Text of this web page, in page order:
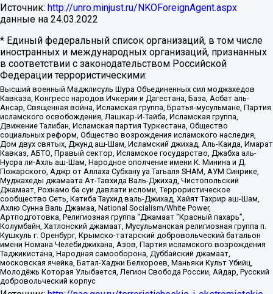
Источник: http://unro.minjust.ru/NKOForeignAgent.aspx
данные на 24.03.2022
* Единый федеральный список организаций, в том числе
иностранных и международных организаций, признанных
в соответствии с законодательством Российской
Федерации террористическими:
Высший военный Маджлисуль Шура Объединенных сил моджахедов
Кавказа, Конгресс народов Ичкерии и Дагестана, База, Асбат аль-
Ансар, Священная война, Исламская группа, Братья-мусульмане, Партия
исламского освобождения, Лашкар-И-Тайба, Исламская группа,
Движение Талибан, Исламская партия Туркестана, Общество
социальных реформ, Общество возрождения исламского наследия,
Дом двух святых, Джунд аш-Шам, Исламский джихад, Аль-Каида, Имарат
Кавказ, АБТО, Правый сектор, Исламское государство, Джабха аль-
Нусра ли-Ахль аш-Шам, Народное ополчение имени К. Минина и Д.
Пожарского, Аджр от Аллаха Субхану уа Тагьаля SHAM, АУМ Синрике,
Муджахеды джамаата Ат-Тавхида Валь-Джихад, Чистопольский
Джамаат, Рохнамо ба суи давлати исломи, Террористическое
сообщество Сеть, Катиба Таухид валь-Джихад, Хайят Тахрир аш-Шам,
Ахлю Сунна Валь Джамаа, National Socialism/White Power,
Артподготовка, Религиозная группа “Джамаат “Красный пахарь”,
Колумбайн, Хатлонский джамаат, Мусульманская религиозная группа п.
Кушкуль г. Оренбург, Крымско-татарский добровольческий батальон
имени Номана Челебиджихана, Азов, Партия исламского возрождения
Таджикистана, Народная самооборона, Дуббайский джамаат,
московская ячейка, Батал-Хаджи Белхороев, Маньяки Культ Убийц,
Молодёжь Которая Улыбается, Легион Свобода России, Айдар, Русский
добровольческий корпус